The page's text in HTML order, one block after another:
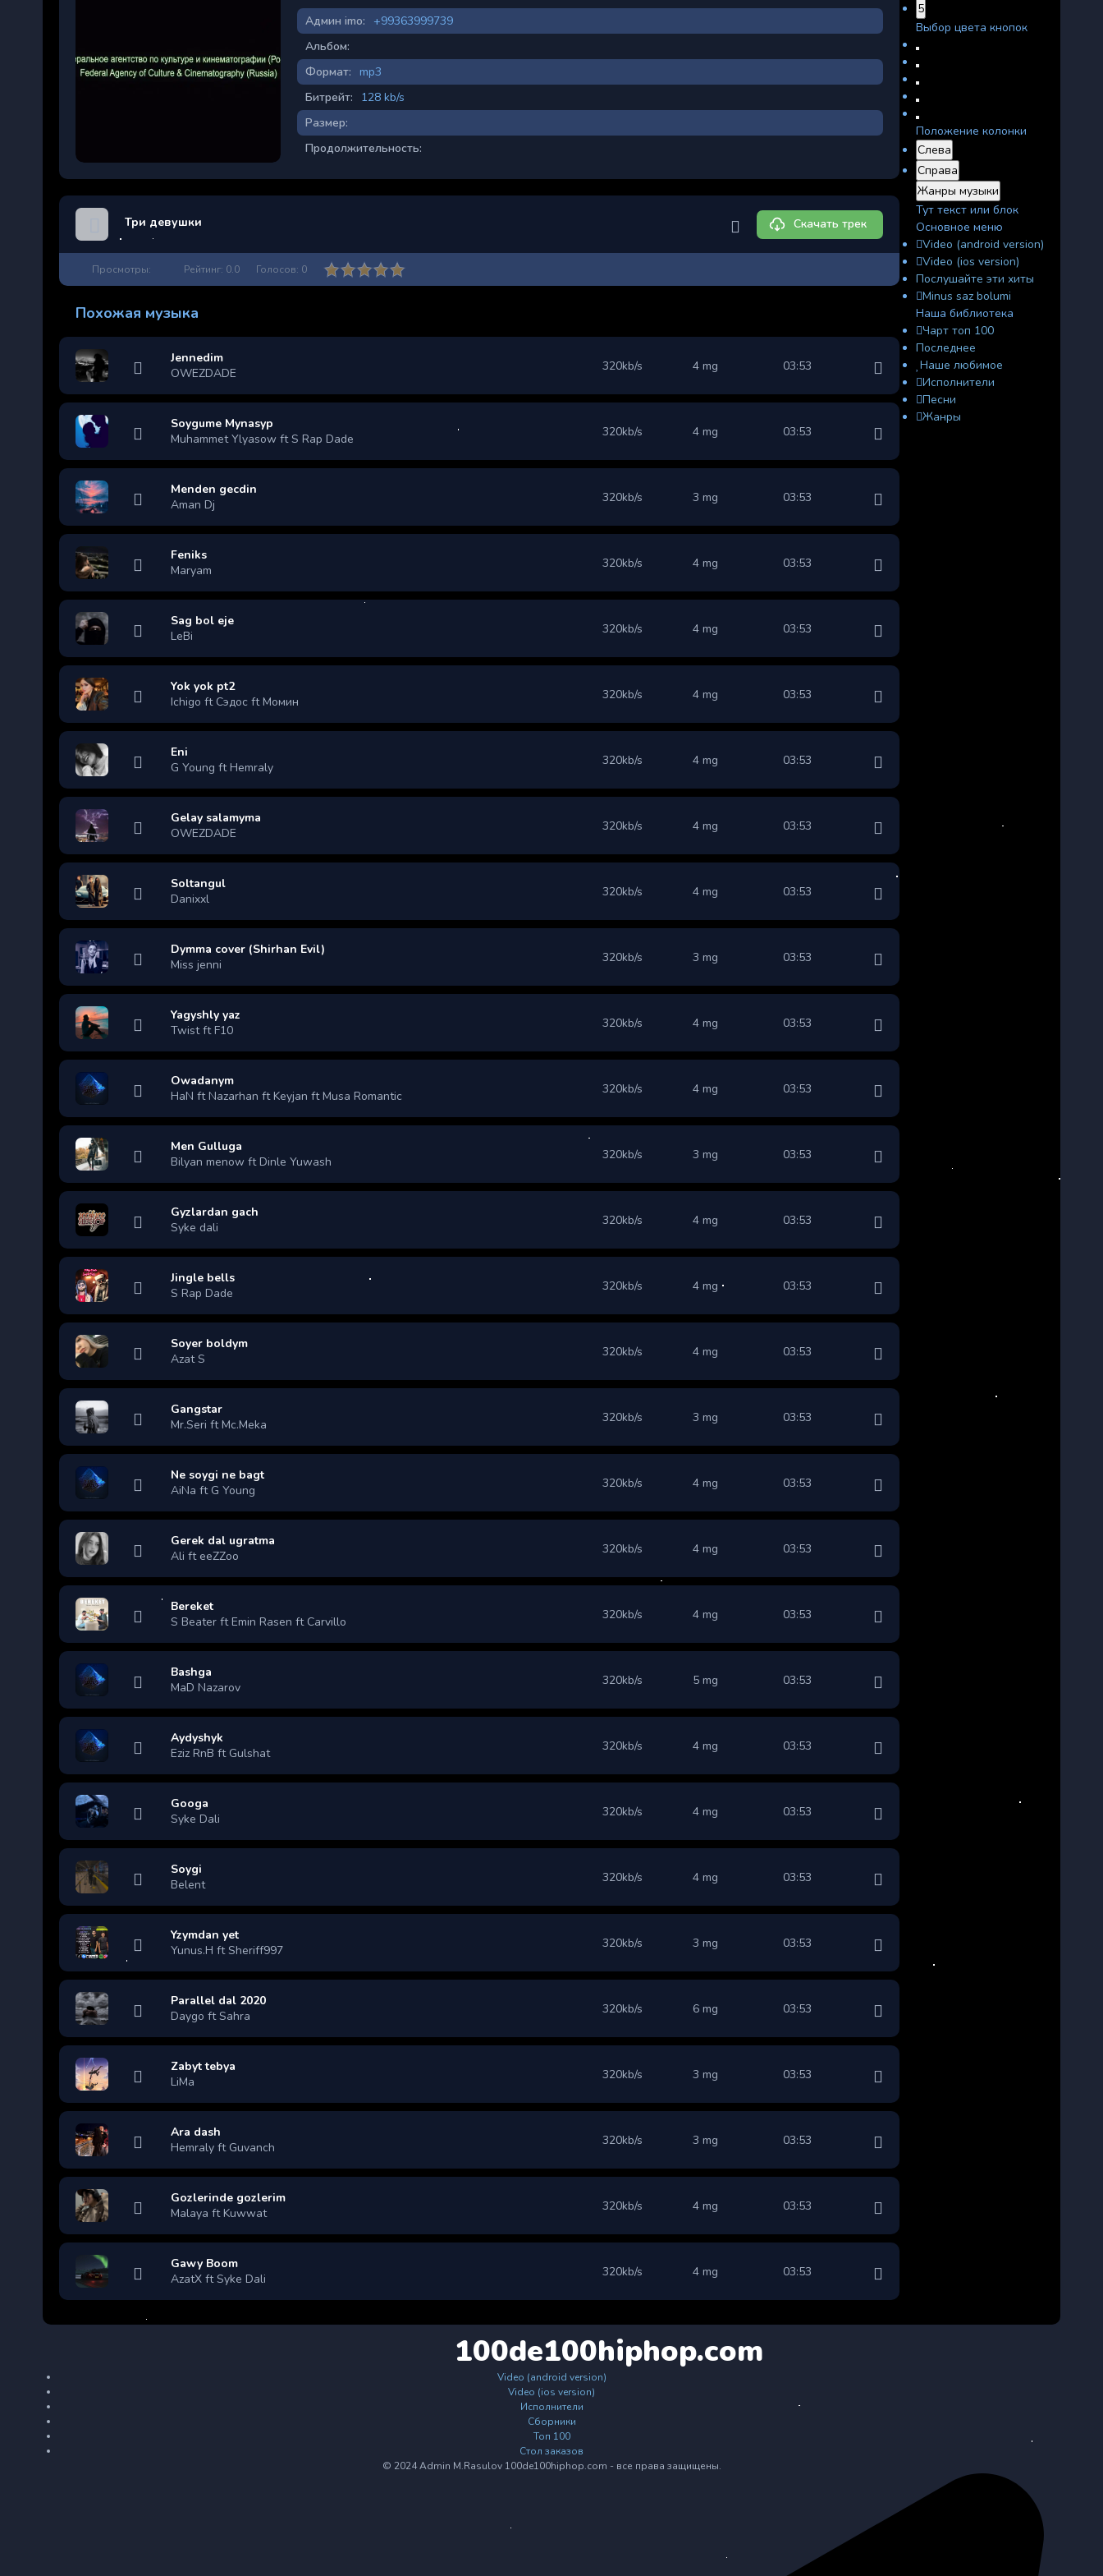
Админ imo:
+99363999739
Альбом:
Формат:
mp3
Битрейт:
128 kb/s
Размер:
Продолжительность:
Три девушки Скачать трек
Просмотры: Рейтинг: 0.0 Голосов: 0
Похожая музыка
Jennedim
OWEZDADE
320kb/s 4 mg 03:53
Soygume Mynasyp
Muhammet Ylyasow ft S Rap Dade
320kb/s 4 mg 03:53
Menden gecdin
Aman Dj
320kb/s 3 mg 03:53
Feniks
Maryam
320kb/s 4 mg 03:53
Sag bol eje
LeBi
320kb/s 4 mg 03:53
Yok yok pt2
Ichigo ft Сэдос ft Момин
320kb/s 4 mg 03:53
Eni
G Young ft Hemraly
320kb/s 4 mg 03:53
Gelay salamyma
OWEZDADE
320kb/s 4 mg 03:53
Soltangul
Danixxl
320kb/s 4 mg 03:53
Dymma cover (Shirhan Evil)
Miss jenni
320kb/s 3 mg 03:53
Yagyshly yaz
Twist ft F10
320kb/s 4 mg 03:53
Owadanym
HaN ft Nazarhan ft Keyjan ft Musa Romantic
320kb/s 4 mg 03:53
Men Gulluga
Bilyan menow ft Dinle Yuwash
320kb/s 3 mg 03:53
Gyzlardan gach
Syke dali
320kb/s 4 mg 03:53
Jingle bells
S Rap Dade
320kb/s 4 mg 03:53
Soyer boldym
Azat S
320kb/s 4 mg 03:53
Gangstar
Mr.Seri ft Mc.Meka
320kb/s 3 mg 03:53
Ne soygi ne bagt
AiNa ft G Young
320kb/s 4 mg 03:53
Gerek dal ugratma
Ali ft eeZZoo
320kb/s 4 mg 03:53
Bereket
S Beater ft Emin Rasen ft Carvillo
320kb/s 4 mg 03:53
Bashga
MaD Nazarov
320kb/s 5 mg 03:53
Aydyshyk
Eziz RnB ft Gulshat
320kb/s 4 mg 03:53
Googa
Syke Dali
320kb/s 4 mg 03:53
Soygi
Belent
320kb/s 4 mg 03:53
Yzymdan yet
Yunus.H ft Sheriff997
320kb/s 3 mg 03:53
Parallel dal 2020
Daygo ft Sahra
320kb/s 6 mg 03:53
Zabyt tebya
LiMa
320kb/s 3 mg 03:53
Ara dash
Hemraly ft Guvanch
320kb/s 3 mg 03:53
Gozlerinde gozlerim
Malaya ft Kuwwat
320kb/s 4 mg 03:53
Gawy Boom
AzatX ft Syke Dali
320kb/s 4 mg 03:53
5
Выбор цвета кнопок
Положение колонки
Слева
Справа
Жанры музыки
Тут текст или блок
Основное меню
Video (android version)
Video (ios version)
Послушайте эти хиты
Minus saz bolumi
Наша библиотека
Чарт топ 100
Последнее
Наше любимое
Исполнители
Песни
Жанры
100de100hiphop.com
Video (android version)
Video (ios version)
Исполнители
Сборники
Топ 100
Стол заказов
© 2024 Admin M.Rasulov 100de100hiphop.com - все права защищены.